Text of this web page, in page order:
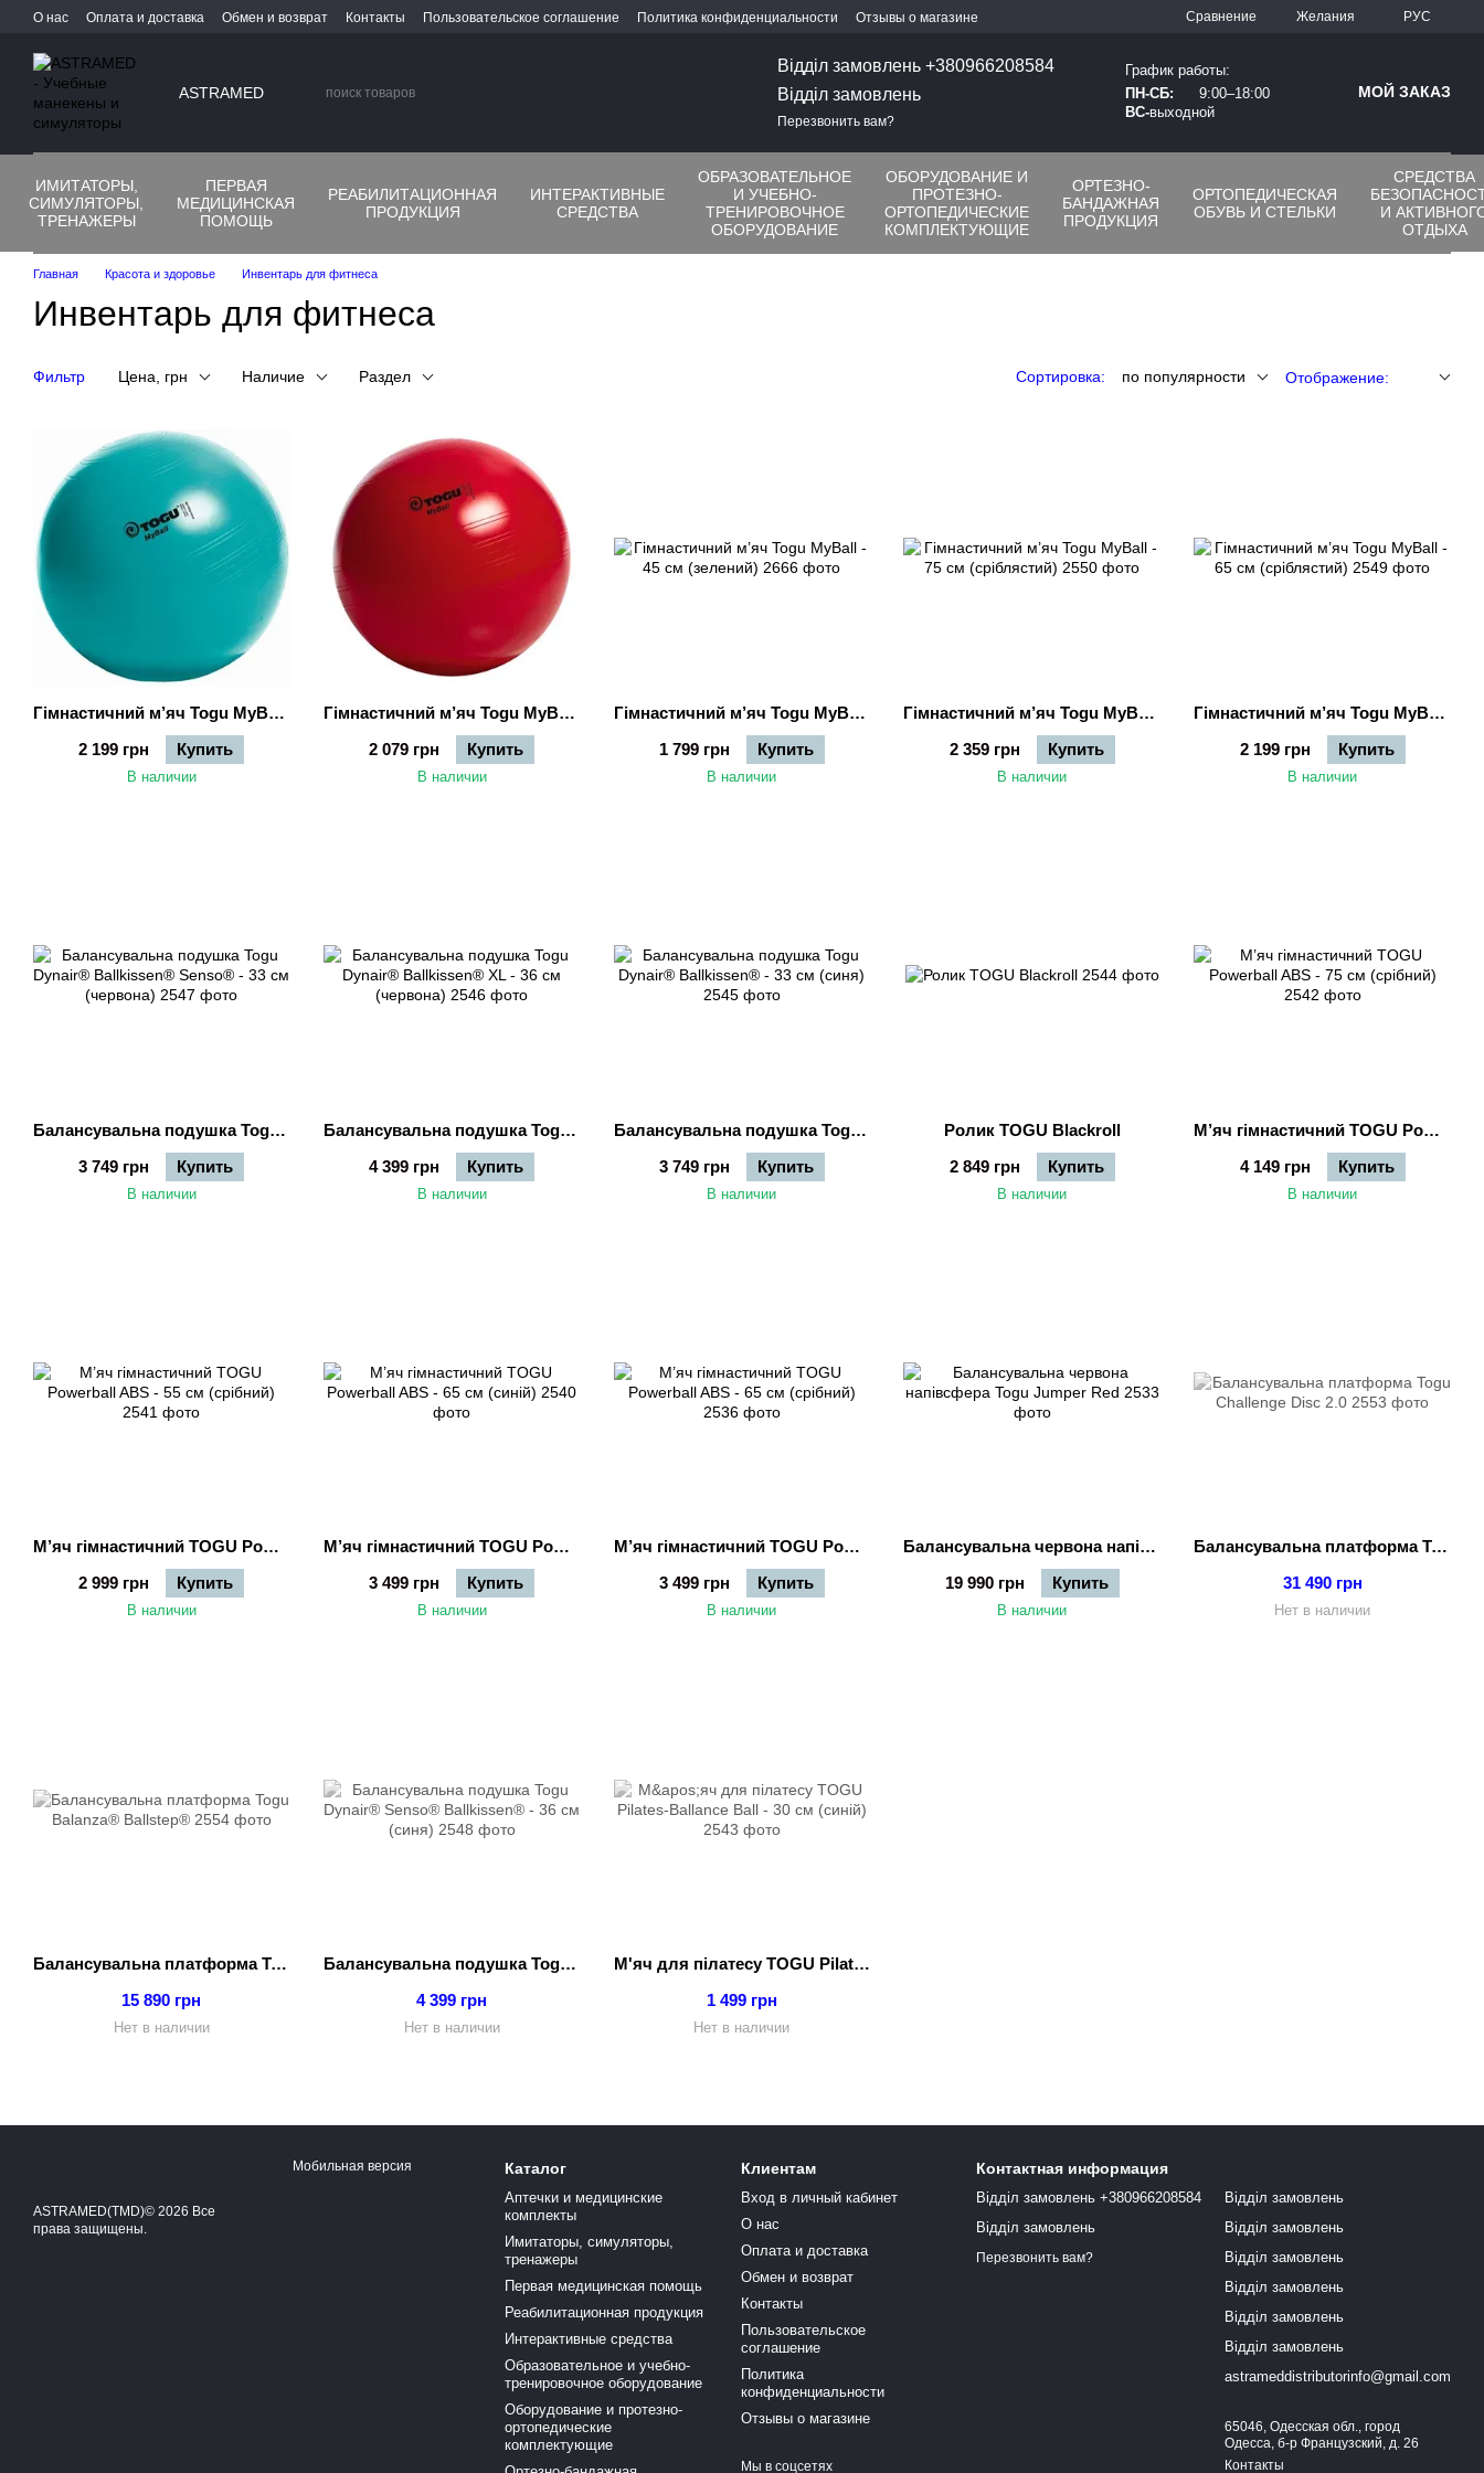
Перейти к основному контенту
О нас Оплата и доставка Обмен и возврат Контакты Пользовательское соглашение Политика конфиденциальности Отзывы о магазине Сравнение Желания РУС
ASTRAMED
Відділ замовлень +380966208584
Відділ замовлень
Перезвонить вам?
График работы:
ПН-СБ:
9:00–18:00
ВС-выходной
МОЙ ЗАКАЗ
ИМИТАТОРЫ,
СИМУЛЯТОРЫ,
ТРЕНАЖЕРЫ
ПЕРВАЯ
МЕДИЦИНСКАЯ
ПОМОЩЬ
РЕАБИЛИТАЦИОННАЯ
ПРОДУКЦИЯ
ИНТЕРАКТИВНЫЕ
СРЕДСТВА
ОБРАЗОВАТЕЛЬНОЕ
И УЧЕБНО-
ТРЕНИРОВОЧНОЕ
ОБОРУДОВАНИЕ
ОБОРУДОВАНИЕ И
ПРОТЕЗНО-
ОРТОПЕДИЧЕСКИЕ
КОМПЛЕКТУЮЩИЕ
ОРТЕЗНО-
БАНДАЖНАЯ
ПРОДУКЦИЯ
ОРТОПЕДИЧЕСКАЯ
ОБУВЬ И СТЕЛЬКИ
СРЕДСТВА
И
ОТДЫХА
Главная Красота и здоровье Инвентарь для фитнеса
Инвентарь для фитнеса
Фильтр Цена, грн Наличие Раздел Сортировка: по популярности Отображение:
Гімнастичний м’яч Togu MyBall - 65 см (бірюзовий)
2 199 грн
Купить
В наличии
Гімнастичний м’яч Togu MyBall - 55 см (червоний)
2 079 грн
Купить
В наличии
Гімнастичний м’яч Togu MyBall - 45 см (зелений)
1 799 грн
Купить
В наличии
Гімнастичний м’яч Togu MyBall - 75 см (сріблястий)
2 359 грн
Купить
В наличии
Гімнастичний м’яч Togu MyBall - 65 см (сріблястий)
2 199 грн
Купить
В наличии
Балансувальна подушка Togu Dynair® Ballkissen® Senso® - 33 см (червона)
3 749 грн
Купить
В наличии
Балансувальна подушка Togu Dynair® Ballkissen® XL - 36 см (червона)
4 399 грн
Купить
В наличии
Балансувальна подушка Togu Dynair® Ballkissen® - 33 см (синя)
3 749 грн
Купить
В наличии
Ролик TOGU Blackroll
2 849 грн
Купить
В наличии
М’яч гімнастичний TOGU Powerball ABS - 75 см (срібний)
4 149 грн
Купить
В наличии
М’яч гімнастичний TOGU Powerball ABS - 55 см (срібний)
2 999 грн
Купить
В наличии
М’яч гімнастичний TOGU Powerball ABS - 65 см (синій)
3 499 грн
Купить
В наличии
М’яч гімнастичний TOGU Powerball ABS - 65 см (срібний)
3 499 грн
Купить
В наличии
Балансувальна червона напівсфера Togu Jumper Red
19 990 грн
Купить
В наличии
Балансувальна платформа Togu Challenge Disc 2.0
31 490 грн
Нет в наличии
Балансувальна платформа Togu Balanza® Ballstep®
15 890 грн
Нет в наличии
Балансувальна подушка Togu Dynair® Senso® Ballkissen® - 36 см (синя)
4 399 грн
Нет в наличии
М'яч для пілатесу TOGU Pilates-Ballance Ball - 30 см (синій)
1 499 грн
Нет в наличии
ASTRAMED(TMD)© 2026 Все
права защищены.
Мобильная версия Каталог
Аптечки и медицинские
комплекты
Имитаторы, симуляторы,
тренажеры
Первая медицинская помощь
Реабилитационная продукция
Интерактивные средства
Образовательное и учебно-
тренировочное оборудование
Оборудование и протезно-
ортопедические
комплектующие
Клиентам
Вход в личный кабинет
О нас
Оплата и доставка
Обмен и возврат
Контакты
Пользовательское
соглашение
Политика
конфиденциальности
Отзывы о магазине
Мы в соцсетях
Контактная информация
Відділ замовлень +380966208584
Відділ замовлень
Перезвонить вам?
Відділ замовлень
Відділ замовлень
Відділ замовлень
Відділ замовлень
Відділ замовлень
Відділ замовлень
astrameddistributorinfo@gmail.com
65046, Одесская обл., город
Одесса, б-р Французский, д. 26
Контакты